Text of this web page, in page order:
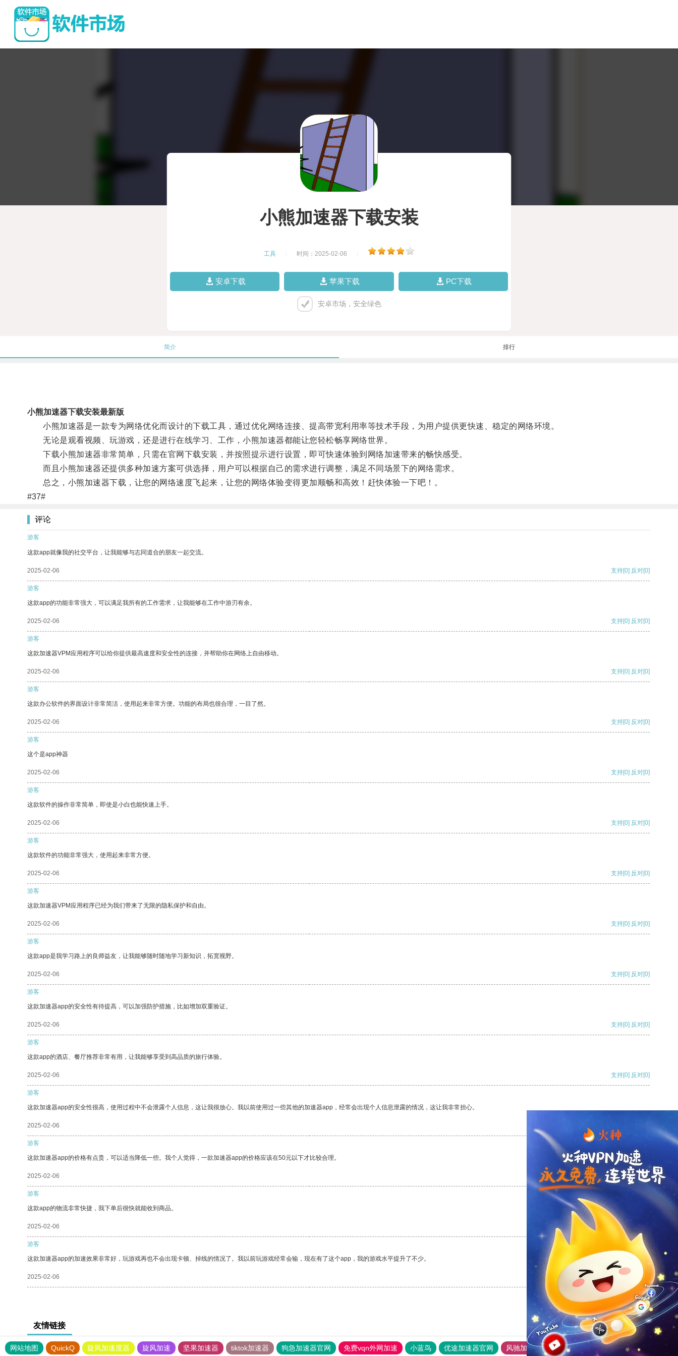
小熊加速器下载安装
工具 时间：2025-02-06
安卓下载 苹果下载 PC下载
安卓市场，安全绿色
简介 排行
小熊加速器下载安装最新版
小熊加速器是一款专为网络优化而设计的下载工具，通过优化网络连接、提高带宽利用率等技术手段，为用户提供更快速、稳定的网络环境。
无论是观看视频、玩游戏，还是进行在线学习、工作，小熊加速器都能让您轻松畅享网络世界。
下载小熊加速器非常简单，只需在官网下载安装，并按照提示进行设置，即可快速体验到网络加速带来的畅快感受。
而且小熊加速器还提供多种加速方案可供选择，用户可以根据自己的需求进行调整，满足不同场景下的网络需求。
总之，小熊加速器下载，让您的网络速度飞起来，让您的网络体验变得更加顺畅和高效！赶快体验一下吧！。
#37#
评论
游客
这款app就像我的社交平台，让我能够与志同道合的朋友一起交流。
2025-02-06 支持[0] 反对[0]
游客
这款app的功能非常强大，可以满足我所有的工作需求，让我能够在工作中游刃有余。
2025-02-06 支持[0] 反对[0]
游客
这款加速器VPM应用程序可以给你提供最高速度和安全性的连接，并帮助你在网络上自由移动。
2025-02-06 支持[0] 反对[0]
游客
这款办公软件的界面设计非常简洁，使用起来非常方便。功能的布局也很合理，一目了然。
2025-02-06 支持[0] 反对[0]
游客
这个是app神器
2025-02-06 支持[0] 反对[0]
游客
这款软件的操作非常简单，即使是小白也能快速上手。
2025-02-06 支持[0] 反对[0]
游客
这款软件的功能非常强大，使用起来非常方便。
2025-02-06 支持[0] 反对[0]
游客
这款加速器VPM应用程序已经为我们带来了无限的隐私保护和自由。
2025-02-06 支持[0] 反对[0]
游客
这款app是我学习路上的良师益友，让我能够随时随地学习新知识，拓宽视野。
2025-02-06 支持[0] 反对[0]
游客
这款加速器app的安全性有待提高，可以加强防护措施，比如增加双重验证。
2025-02-06 支持[0] 反对[0]
游客
这款app的酒店、餐厅推荐非常有用，让我能够享受到高品质的旅行体验。
2025-02-06 支持[0] 反对[0]
游客
这款加速器app的安全性很高，使用过程中不会泄露个人信息，这让我很放心。我以前使用过一些其他的加速器app，经常会出现个人信息泄露的情况，这让我非常担心。
2025-02-06
游客
这款加速器app的价格有点贵，可以适当降低一些。我个人觉得，一款加速器app的价格应该在50元以下才比较合理。
2025-02-06 支持 [0] 反对[0]
游客
这款app的物流非常快捷，我下单后很快就能收到商品。
2025-02-06 支持[0] 反对
游客
这款加速器app的加速效果非常好，玩游戏再也不会出现卡顿、掉线的情况了。我以前玩游戏经常会输，现在有了这个app，我的游戏水平提升了不少。
2025-02-06 支持[0] 反对[0]
友情链接
网站地图 QuickQ 旋风加速度器 旋风加速 坚果加速器 tiktok加速器 狗急加速器官网 免费vqn外网加速 小蓝鸟 优途加速器官网 风驰加速器 旋风加速器